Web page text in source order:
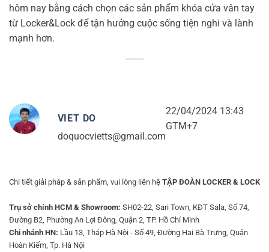
hôm nay bằng cách chọn các sản phẩm khóa cửa vân tay
từ Locker&Lock để tận hưởng cuộc sống tiện nghi và lành
mạnh hơn.
VIET DO
doquocvietts@gmail.com
22/04/2024 13:43
GTM+7
Chi tiết giải pháp & sản phẩm, vui lòng liên hệ TẬP ĐOÀN LOCKER & LOCK
Trụ sở chính HCM & Showroom: SH02-22, Sari Town, KĐT Sala, Số 74,
Đường B2, Phường An Lợi Đông, Quận 2, TP. Hồ Chí Minh
Chi nhánh HN: Lầu 13, Tháp Hà Nội - Số 49, Đường Hai Bà Trưng, Quận
Hoàn Kiếm, Tp. Hà Nội